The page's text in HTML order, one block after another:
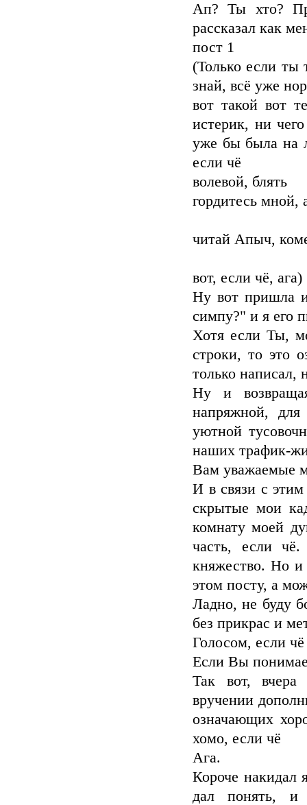
Ап? Ты хто?
рассказал как
пост 1
(Только если ты
знай, всё уже
вот такой вот
истерик, ни
уже бы была на
если чё
волевой, блять
гордитесь мной,
читай Апыч,
вот, если чё, ага)
Ну вот пришла
симпу?" и я его
Хотя если Ты,
строки, то это
только написал,
Ну и
напряжной, для
уютной
наших трафик-
Вам уважаемые
И в связи с
скрытые мои
комнату моей
часть, если
княжество. Но и
этом посту, а
Ладно, не буду
без прикрас и
Голосом, если чё
Если Вы
Так вот,
вручении
означающих
хомо, если чё
Ага.
Короче накидал
дал понять,